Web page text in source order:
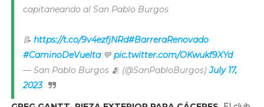
capitaneando al San Pablo Burgos
📝 https://t.co/9v4ezfjNRd#BarreraRenovado
#CaminoDeVuelta💙pic.twitter.com/OKwukf9XYd
— San Pablo Burgos 🫂 (@SanPabloBurgos)July 17,
2023